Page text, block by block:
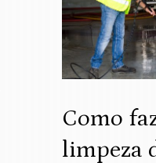
Como
limpeza